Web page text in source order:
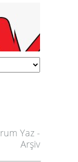
Yaz -
Arşiv